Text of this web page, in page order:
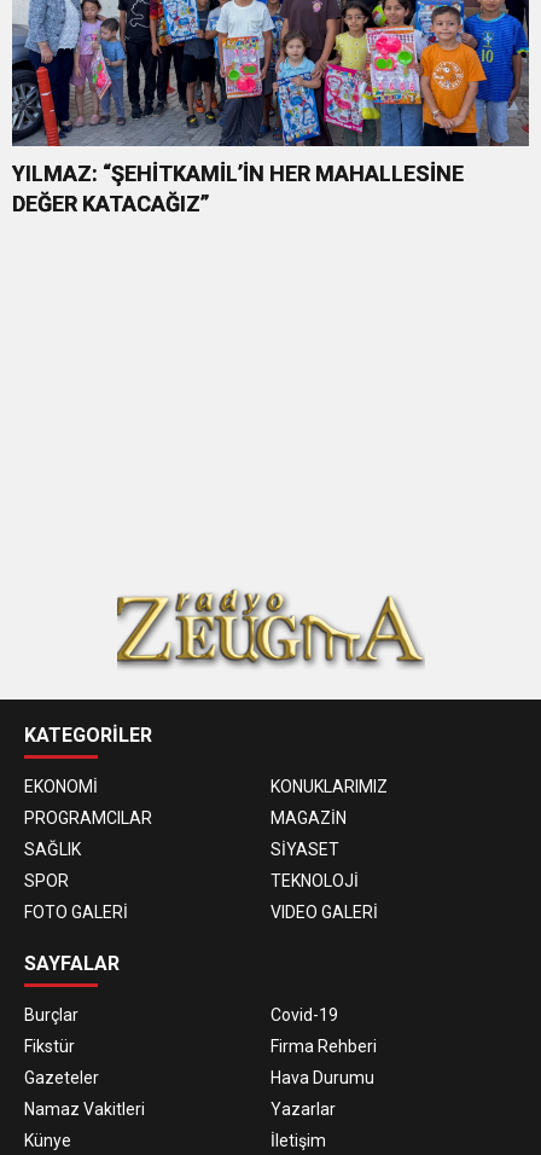
YILMAZ: “ŞEHİTKAMİL’İN HER MAHALLESİNE
DEĞER KATACAĞIZ”
KATEGORİLER
EKONOMİ
KONUKLARIMIZ
PROGRAMCILAR
MAGAZİN
SAĞLIK
SİYASET
SPOR
TEKNOLOJİ
FOTO GALERİ
VIDEO GALERİ
SAYFALAR
Burçlar
Covid-19
Fikstür
Firma Rehberi
Gazeteler
Hava Durumu
Namaz Vakitleri
Yazarlar
Künye
İletişim